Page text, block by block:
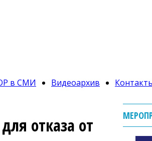
в СМИ Видеоархив
отказа от